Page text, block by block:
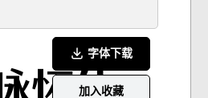
字体下载
加入收藏